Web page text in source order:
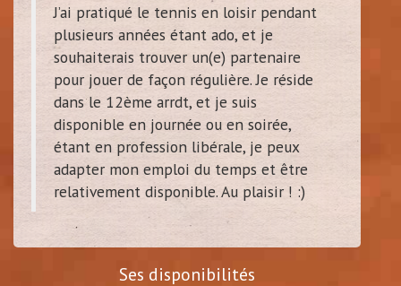
J’ai pratiqué le tennis en loisir pendant
plusieurs années étant ado, et je
souhaiterais trouver un(e) partenaire
pour jouer de façon régulière. Je réside
dans le 12ème arrdt, et je suis
disponible en journée ou en soirée,
étant en profession libérale, je peux
adapter mon emploi du temps et être
relativement disponible. Au plaisir ! :)
Ses disponibilités